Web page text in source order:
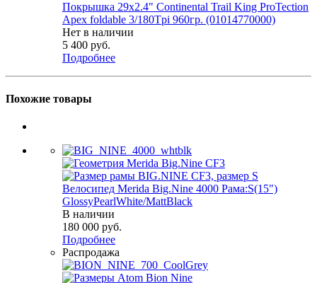
Покрышка 29x2.4" Continental Trail King ProTection
Apex foldable 3/180Tpi 960гр. (01014770000)
Нет в наличии
5 400 руб.
Подробнее
Похожие товары
Велосипед Merida Big.Nine 4000 Рама:S(15")
GlossyPearlWhite/MattBlack
В наличии
180 000 руб.
Подробнее
Распродажа